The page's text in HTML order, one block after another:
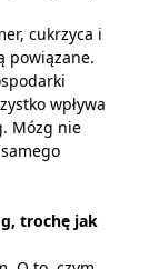
cukrzyca i
powiązane.
wpływa
Mózg nie
trochę jak